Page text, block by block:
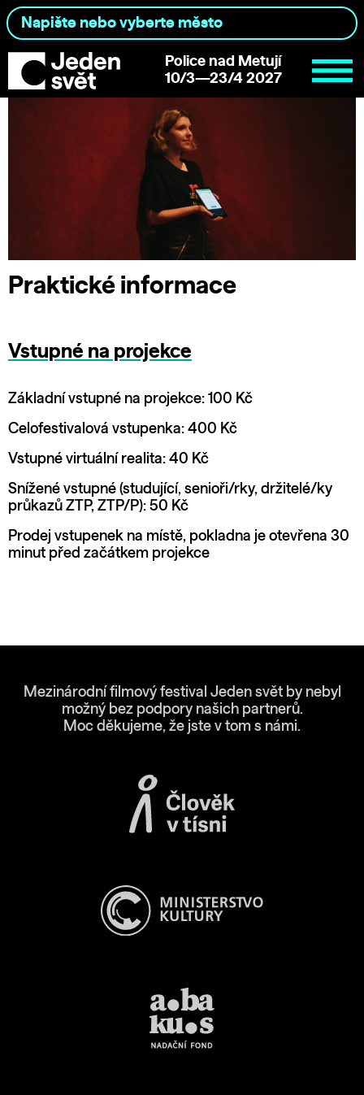
Police nad Metují
10/3—23/4 2027
Praktické informace
Vstupné na projekce
Základní vstupné na projekce: 100 Kč
Celofestivalová vstupenka: 400 Kč
Vstupné virtuální realita: 40 Kč
Snížené vstupné (studující, senioři/rky, držitelé/ky
průkazů ZTP, ZTP/P): 50 Kč
Prodej vstupenek na místě, pokladna je otevřena 30
minut před začátkem projekce
Mezinárodní filmový festival Jeden svět by nebyl
možný bez podpory našich partnerů.
Moc děkujeme, že jste v tom s námi.